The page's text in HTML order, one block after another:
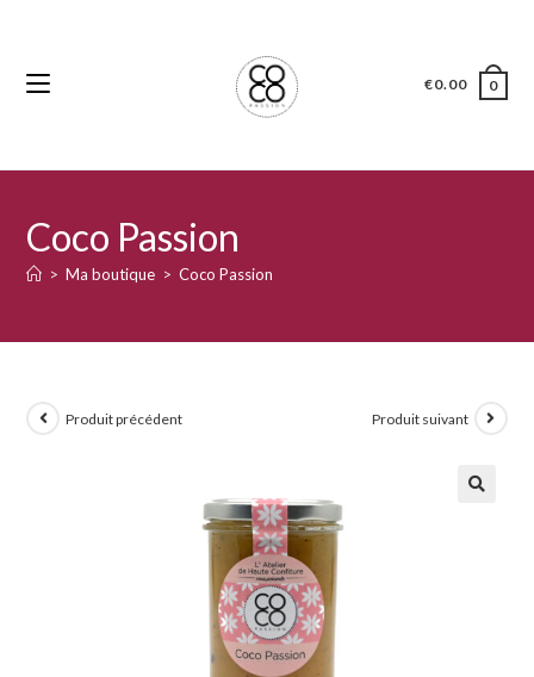
€0.00 0
Coco Passion
> Ma boutique > Coco Passion
Produit précédent Produit suivant